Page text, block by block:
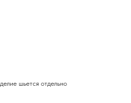
шьется отдельно